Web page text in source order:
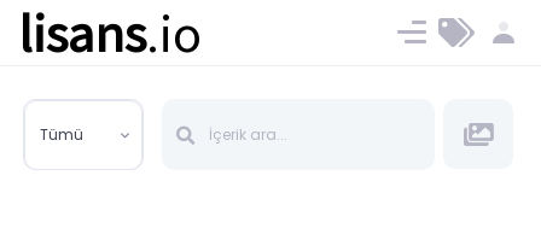
lisans.io Ücret ve Planlar
Tümü